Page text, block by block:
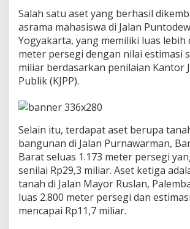
m
b
a
l
A
e
p
r
o
v
Salah satu aset yang berhasil
asrama mahasiswa di Jalan
Yogyakarta, yang memiliki luas lebih
meter persegi dengan nilai estimasi
miliar berdasarkan penilaian Kantor
Publik (KJPP).
Selain itu, terdapat aset berupa
bangunan di Jalan Purnawarman,
Barat seluas 1.173 meter persegi
senilai Rp29,3 miliar. Aset ketiga
tanah di Jalan Mayor Ruslan,
luas 2.800 meter persegi dan
mencapai Rp11,7 miliar.